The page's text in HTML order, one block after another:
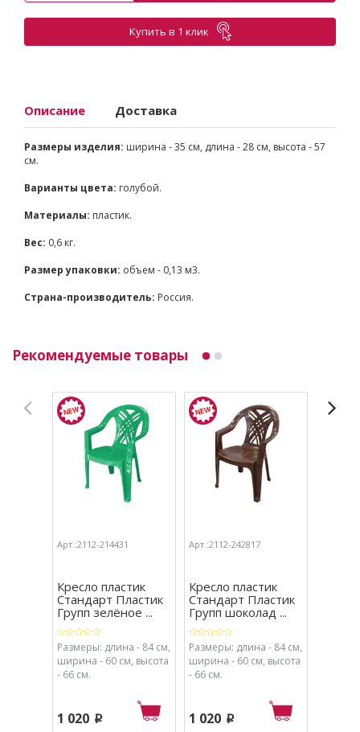
Купить в 1 клик
Описание Доставка
Размеры изделия: ширина - 35 см, длина - 28 см, высота - 57
см.
Варианты цвета: голубой.
Материалы: пластик.
Вес: 0,6 кг.
Размер упаковки: объем - 0,13 м3.
Страна-производитель: Россия.
Рекомендуемые товары
Арт.:2112-214431
Кресло пластик
Стандарт Пластик
Групп зелёное ...
Размеры: длина - 84 см,
ширина - 60 см, высота
- 66 см.
1 020 p
Арт.:2112-242817
Кресло пластик
Стандарт Пластик
Групп шоколад ...
Размеры: длина - 84 см,
ширина - 60 см, высота
- 66 см.
1 020 p